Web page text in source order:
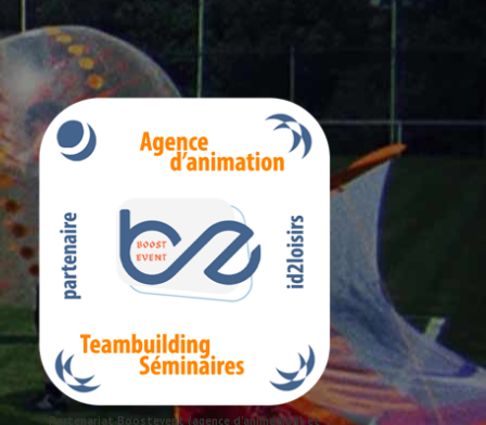
Partenariat Boostevent (agence d'animation) et